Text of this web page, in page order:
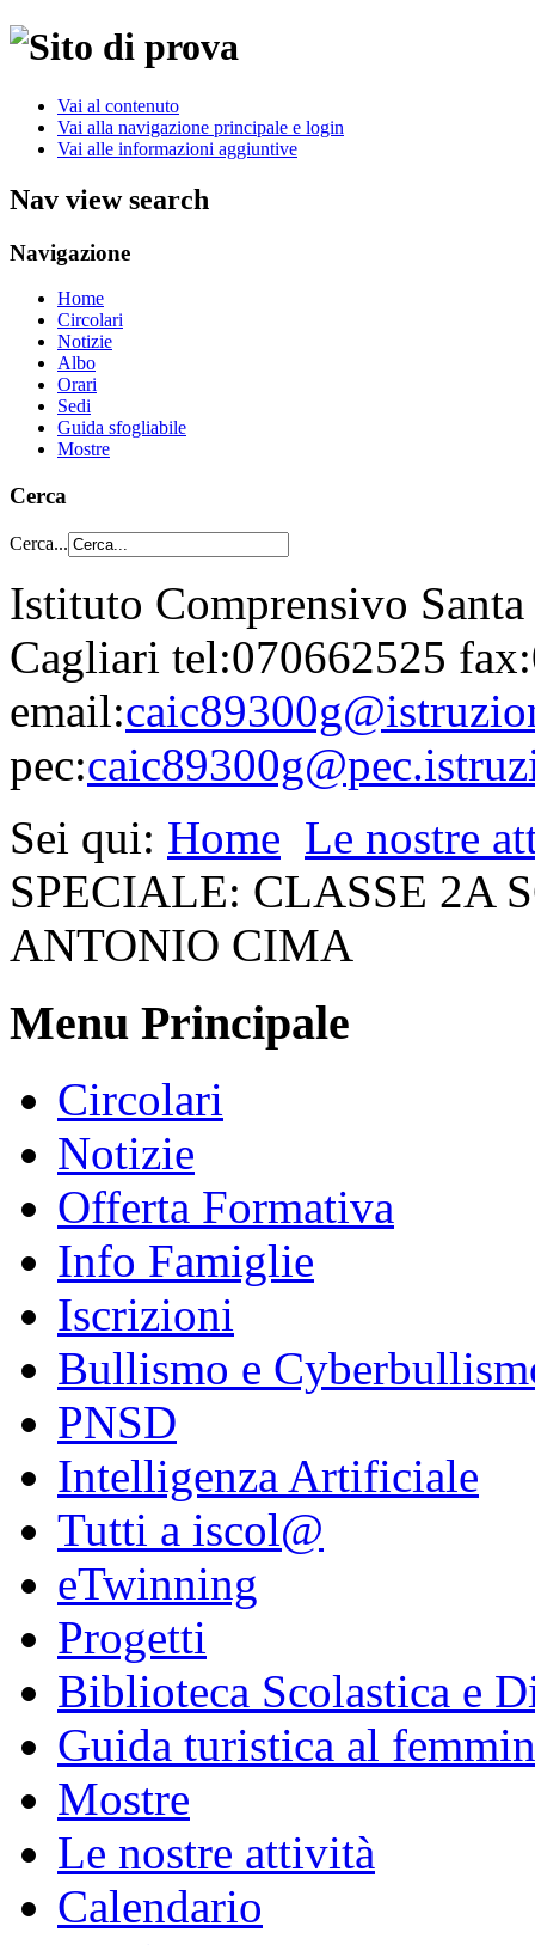
Vai al contenuto
Vai alla navigazione principale e login
Vai alle informazioni aggiuntive
Nav view search
Navigazione
Home
Circolari
Notizie
Albo
Orari
Sedi
Guida sfogliabile
Mostre
Cerca
Cerca...
Istituto Comprensivo
Cagliari tel:070662525
email:
pec:
Sei qui: Home Le nostre
SPECIALE: CLASSE 2A
ANTONIO CIMA
Menu Principale
Circolari
Notizie
Offerta Formativa
Info Famiglie
Iscrizioni
Bullismo e
PNSD
Intelligenza Artificiale
Tutti a iscol@
eTwinning
Progetti
Biblioteca Scolastica e
Guida turistica al
Mostre
Le nostre attività
Calendario